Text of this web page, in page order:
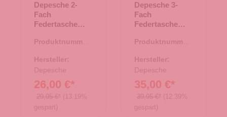
Depesche 2-
Fach
Federtasche
Melody Hellblau
Produktnummer:
Hersteller:
Depesche
26,00 €*
29,95 €* (13.19%
gespart)
Depesche 3-
Fach
Federtasche
FESTIVAL FUN
Produktnummer:
Hersteller:
Depesche
35,00 €*
39,95 €* (12.39%
gespart)